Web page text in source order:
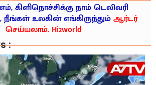
கிளிநொச்சிக்கு நாம் டெலிவரி
உலகின் எங்கிருந்தும்ஆர்டர்
செய்யலாம். Hi2world
: